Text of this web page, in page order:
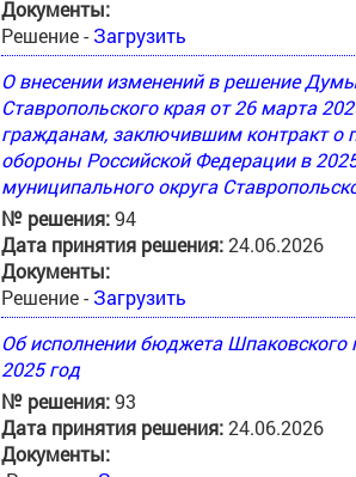
Документы:
Решение - Загрузить
О внесении изменений в решение
Ставропольского края от 26 марта
гражданам, заключившим контракт о
обороны Российской Федерации в
муниципального округа
№ решения:94
Дата принятия решения:24.06.2026
Документы:
Решение - Загрузить
Об исполнении бюджета Шпаковского
2025 год
№ решения:93
Дата принятия решения:24.06.2026
Документы: